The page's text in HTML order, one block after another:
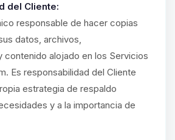
del Cliente:
responsable de hacer copias
datos, archivos,
contenido alojado en los Servicios
Es responsabilidad del Cliente
estrategia de respaldo
y a la importancia de